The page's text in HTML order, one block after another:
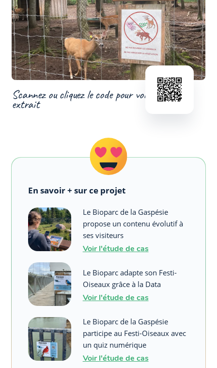
Scannez ou cliquez le code pour voir un
extrait
En savoir + sur ce projet
Le Bioparc de la Gaspésie
propose un contenu évolutif à
ses visiteurs
Voir l'étude de cas
Le Bioparc adapte son Festi-
Oiseaux grâce à la Data
Voir l'étude de cas
Le Bioparc de la Gaspésie
participe au Festi-Oiseaux avec
un quiz numérique
Voir l'étude de cas